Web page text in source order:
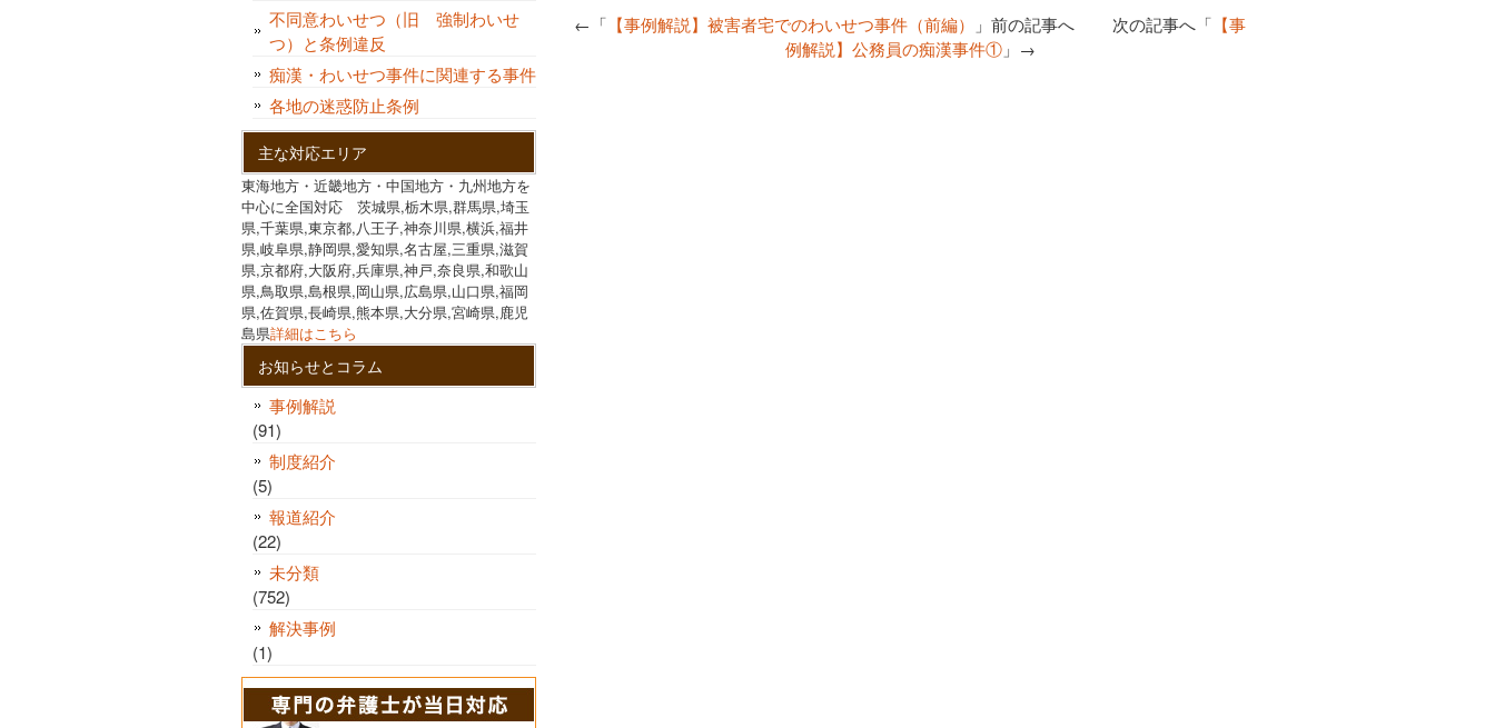
←「 【事例解説】被害者宅でのわいせつ事件（前編） 」前の記事へ 次の記事へ「 【事
例解説】公務員の痴漢事件①」→
不同意わいせつ（旧 強制わいせ
つ）と条例違反
痴漢・わいせつ事件に関連する事件
各地の迷惑防止条例
主な対応エリア
東海地方・近畿地方・中国地方・九州地方を
中心に全国対応 茨城県,栃木県,群馬県,埼玉
県,千葉県,東京都,八王子,神奈川県,横浜,福井
県,岐阜県,静岡県,愛知県,名古屋,三重県,滋賀
県,京都府,大阪府,兵庫県,神戸,奈良県,和歌山
県,鳥取県,島根県,岡山県,広島県,山口県,福岡
県,佐賀県,長崎県,熊本県,大分県,宮崎県,鹿児
島県詳細はこちら
お知らせとコラム
事例解説
(91)
制度紹介
(5)
報道紹介
(22)
未分類
(752)
解決事例
(1)